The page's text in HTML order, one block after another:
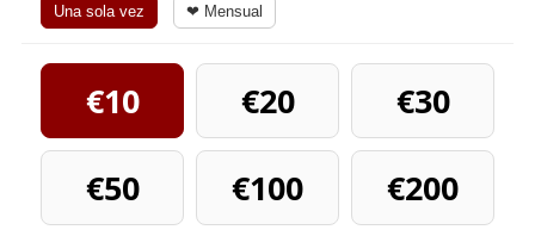
Una sola vez ❤ Mensual
€10 €20
€30
€50
€100 €200